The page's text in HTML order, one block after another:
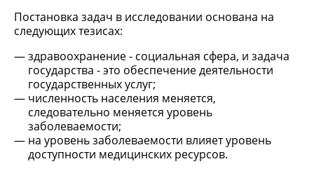
Постановка задач в исследовании основана на
следующих тезисах:
здравоохранение - социальная сфера, и задача
государства - это обеспечение деятельности
государственных услуг;
численность населения меняется,
следовательно меняется уровень
заболеваемости;
на уровень заболеваемости влияет уровень
доступности медицинских ресурсов.